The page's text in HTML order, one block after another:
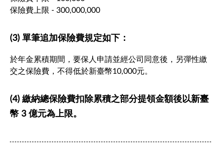
保險費上限 - 300,000,000
(3) 單筆追加保險費規定如下：
於年金累積期間，要保人申請並經公司同意後，另彈性繳
交之保險費，不得低於新臺幣10,000元。
(4) 繳納總保險費扣除累積之部分提領金額後以新臺
幣 3 億元為上限。